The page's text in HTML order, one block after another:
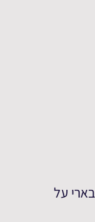
על